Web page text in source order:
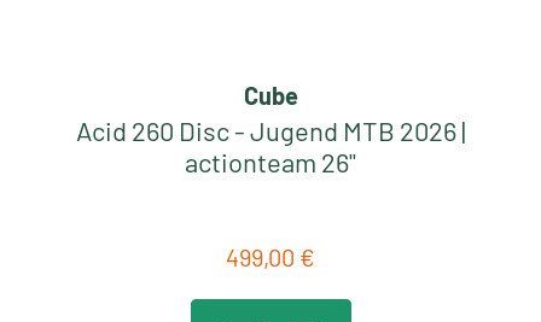
Cube
Acid 260 Disc - Jugend MTB 2026 |
actionteam 26"
Regulärer Preis:
499,00 €